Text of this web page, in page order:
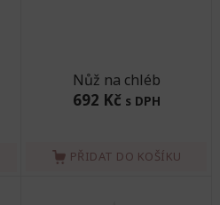
Nůž na chléb
692 Kč s DPH
PŘIDAT DO KOŠÍKU